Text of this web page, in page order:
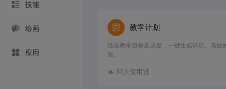
技能
绘画
应用
教学计划
结合教学目标及进度，一键生成详尽、高效
划。
🔥 37人使用过